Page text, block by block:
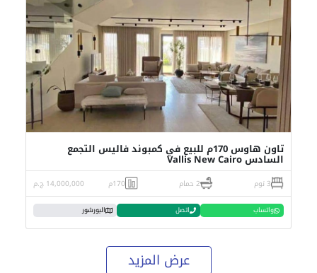
تاون هاوس 170م للبيع في كمبوند فاليس التجمع
السادس Vallis New Cairo
3 نوم 2 حمام 170م 14,000,000 ج.م
واتساب اتصل البورشور
عرض المزيد